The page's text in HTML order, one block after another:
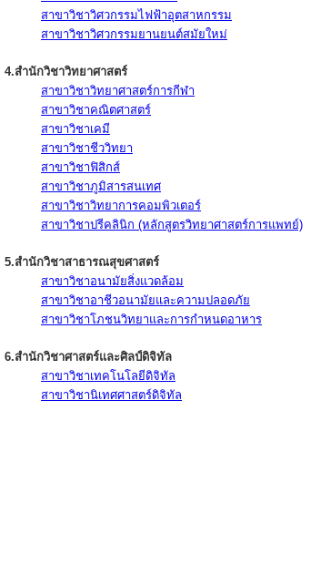
สาขาวิชาวิศวกรรมไฟฟ้าอุตสาหกรรม
สาขาวิชาวิศวกรรมยานยนต์สมัยใหม่
4.สำนักวิชาวิทยาศาสตร์
สาขาวิชาวิทยาศาสตร์การกีฬา
สาขาวิชาคณิตศาสตร์
สาขาวิชาเคมี
สาขาวิชาชีววิทยา
สาขาวิชาฟิสิกส์
สาขาวิชาภูมิสารสนเทศ
สาขาวิชาวิทยาการคอมพิวเตอร์
สาขาวิชาปรีคลินิก (หลักสูตรวิทยาศาสตร์การแพทย์)
5.สำนักวิชาสาธารณสุขศาสตร์
สาขาวิชาอนามัยสิ่งแวดล้อม
สาขาวิชาอาชีวอนามัยและความปลอดภัย
สาขาวิชาโภชนวิทยาและการกำหนดอาหาร
6.สำนักวิชาศาสตร์และศิลป์ดิจิทัล
สาขาวิชาเทคโนโลยีดิจิทัล
สาขาวิชานิเทศศาสตร์ดิจิทัล